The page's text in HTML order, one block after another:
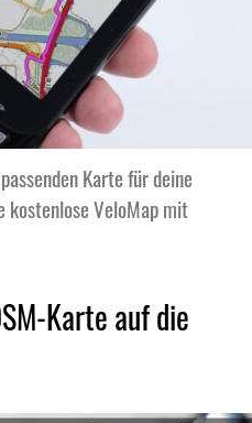
Karte für deine
kostenlose VeloMap mit
Karte auf die